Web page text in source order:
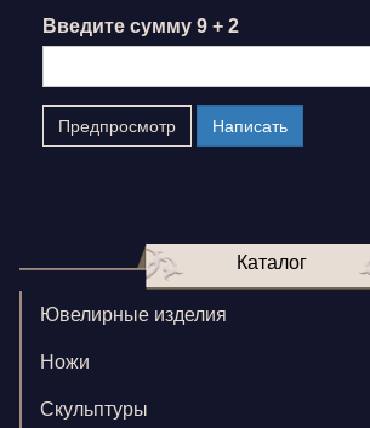
Введите сумму 9 + 2
Каталог
Ювелирные изделия
Ножи
Скульптуры